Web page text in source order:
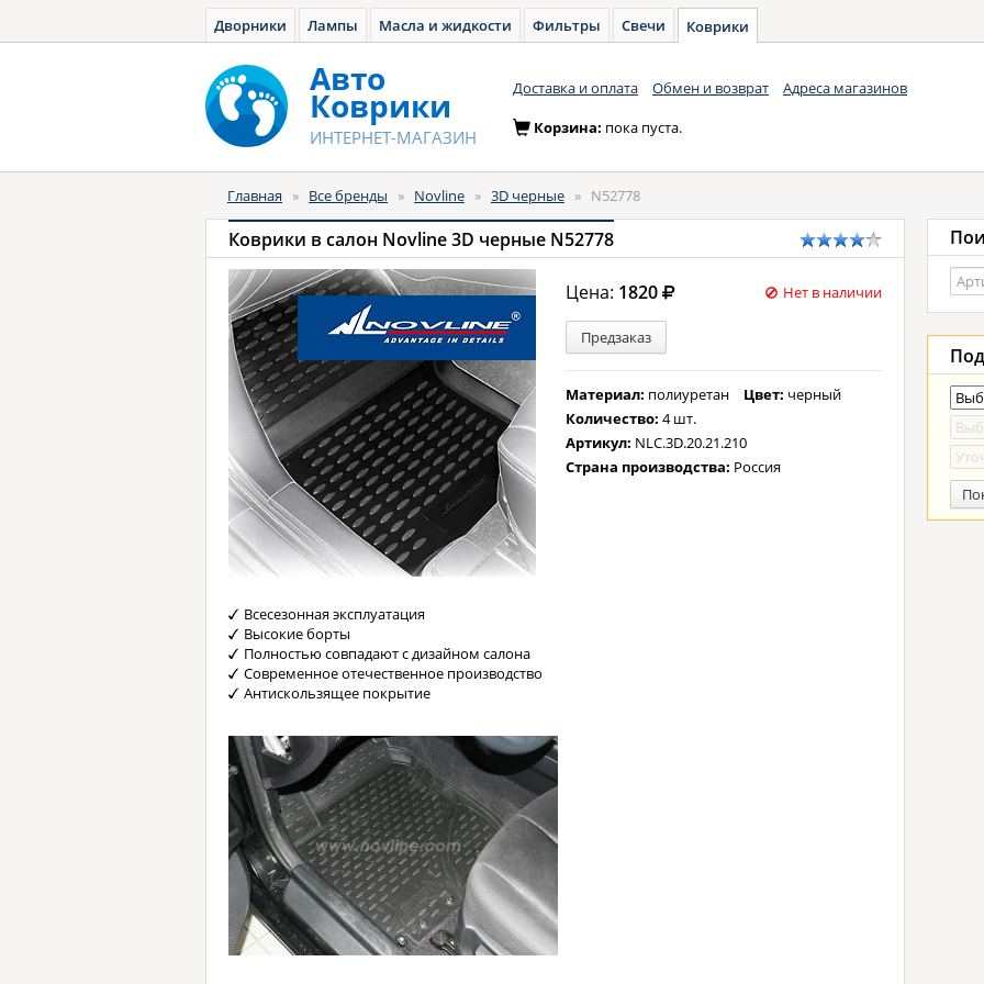
Дворники Лампы Масла и жидкости Фильтры Свечи Коврики
Авто
Коврики
ИНТЕРНЕТ-МАГАЗИН
Доставка и оплата Обмен и возврат Адреса магазинов
Корзина: пока пуста.
Главная » Все бренды » Novline » 3D черные » N52778
Коврики в салон Novline 3D черные N52778
Цена: 1820 Нет в наличии
Предзаказ
Материал: полиуретан Цвет: черный
Количество:4 шт.
Артикул: NLC.3D.20.21.210
Страна производства: Россия
Всесезонная эксплуатация
Высокие борты
Полностью совпадают с дизайном салона
Современное отечественное производство
Антискользящее покрытие